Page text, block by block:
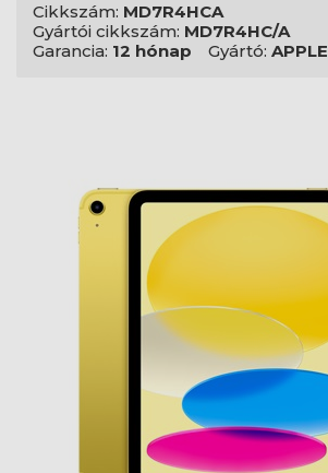
Cikkszám: MD7R4HCA
Gyártói cikkszám: MD7R4HC/A
Garancia: 12 hónap Gyártó: APPLE